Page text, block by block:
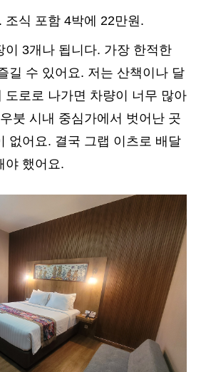
조식 포함 4박에 22만원.
이 3개나 됩니다. 가장 한적한
길 수 있어요. 저는 산책이나 달
도로로 나가면 차량이 너무 많아
붓 시내 중심가에서 벗어난 곳
없어요. 결국 그랩 이츠로 배달
야 했어요.